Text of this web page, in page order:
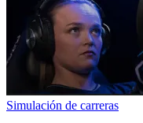
Simulación de carreras